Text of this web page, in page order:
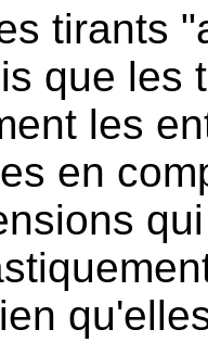
tirants
que les
les
en